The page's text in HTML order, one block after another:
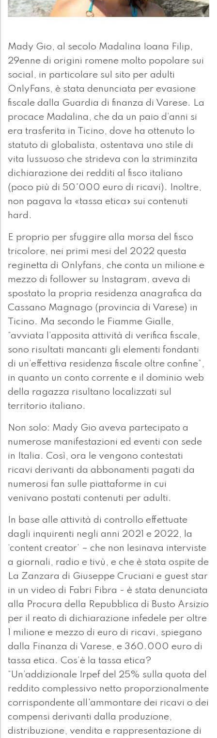
Mady Gio, al secolo Madalina Ioana Filip,
29enne di origini romene molto popolare sui
social, in particolare sul sito per adulti
OnlyFans, è stata denunciata per evasione
fiscale dalla Guardia di finanza di Varese. La
procace Madalina, che da un paio d’anni si
era trasferita in Ticino, dove ha ottenuto lo
statuto di globalista, ostentava uno stile di
vita lussuoso che strideva con la striminzita
dichiarazione dei redditi al fisco italiano
(poco più di 50'000 euro di ricavi). Inoltre,
non pagava la «tassa etica» sui contenuti
hard.
E proprio per sfuggire alla morsa del fisco
tricolore, nei primi mesi del 2022 questa
reginetta di Onlyfans, che conta un milione e
mezzo di follower su Instagram, aveva di
spostato la propria residenza anagrafica da
Cassano Magnago (provincia di Varese) in
Ticino. Ma secondo le Fiamme Gialle,
“avviata l’apposita attività di verifica fiscale,
sono risultati mancanti gli elementi fondanti
di un’effettiva residenza fiscale oltre confine”,
in quanto un conto corrente e il dominio web
della ragazza risultano localizzati sul
territorio italiano.
Non solo: Mady Gio aveva partecipato a
numerose manifestazioni ed eventi con sede
in Italia. Così, ora le vengono contestati
ricavi derivanti da abbonamenti pagati da
numerosi fan sulle piattaforme in cui
venivano postati contenuti per adulti.
In base alle attività di controllo effettuate
dagli inquirenti negli anni 2021 e 2022, la
‘content creator’ – che non lesinava interviste
a giornali, radio e tivù, e che è stata ospite de
La Zanzara di Giuseppe Cruciani e guest star
in un video di Fabri Fibra - è stata denunciata
alla Procura della Repubblica di Busto Arsizio
per il reato di dichiarazione infedele per oltre
1 milione e mezzo di euro di ricavi, spiegano
dalla Finanza di Varese, e 360.000 euro di
tassa etica. Cos’è la tassa etica?
“Un’addizionale Irpef del 25% sulla quota del
reddito complessivo netto proporzionalmente
corrispondente all'ammontare dei ricavi o dei
compensi derivanti dalla produzione,
distribuzione, vendita e rappresentazione di